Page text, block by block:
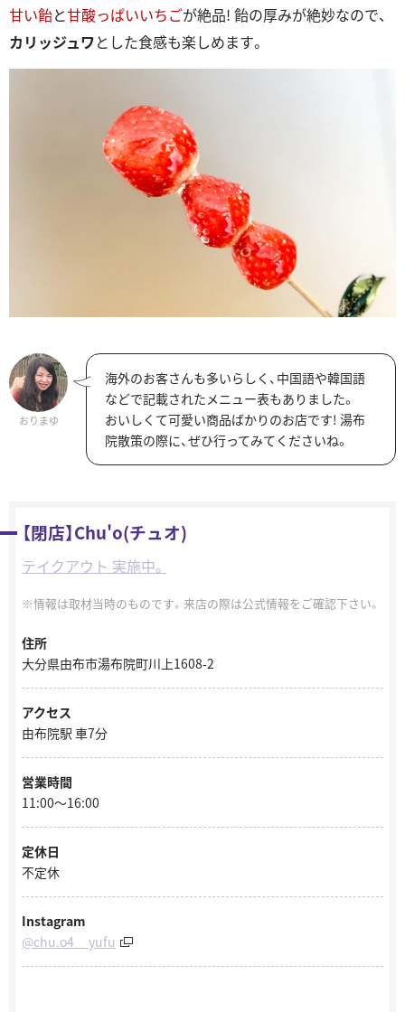
甘い飴と甘酸っぱいいちごが絶品! 飴の厚みが絶妙なので、
カリッジュワとした食感も楽しめます。
おりまゆ
海外のお客さんも多いらしく、中国語や韓国語
などで記載されたメニュー表もありました。
おいしくて可愛い商品ばかりのお店です! 湯布
院散策の際に、ぜひ行ってみてくださいね。
【閉店】Chu'o(チュオ)
テイクアウト 実施中。
情報は取材当時のものです。来店の際は公式情報をご確認下さい。
住所
大分県由布市湯布院町川上1608-2
アクセス
由布院駅 車7分
営業時間
11:00～16:00
定休日
不定休
Instagram
@chu.o4__yufu